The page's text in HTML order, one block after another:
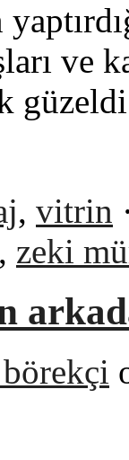
ve
, vitrin
, zeki